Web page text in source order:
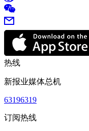
热线
新报业媒体总机
63196319
订阅热线